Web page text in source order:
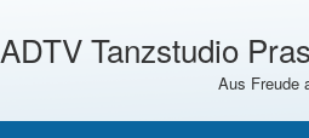
ADTV Tanzstudio
Aus Freude